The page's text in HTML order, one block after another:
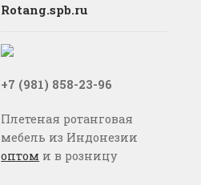
Rotang.spb.ru
+7 (981) 858-23-96
Плетеная ротанговая
мебель из Индонезии
оптом и в розницу